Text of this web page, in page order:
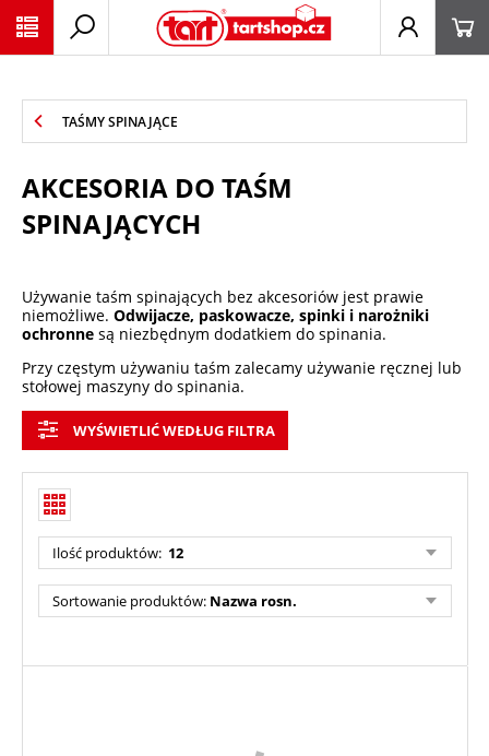
TAŚMY SPINAJĄCE
AKCESORIA DO TAŚM
SPINAJĄCYCH
Używanie taśm spinających bez akcesoriów jest prawie
niemożliwe. Odwijacze, paskowacze, spinki i narożniki
ochronne są niezbędnym dodatkiem do spinania.
Przy częstym używaniu taśm zalecamy używanie ręcznej lub
stołowej maszyny do spinania.
WYŚWIETLIĆ WEDŁUG FILTRA
Ilość produktów: 12
Sortowanie produktów: Nazwa rosn.